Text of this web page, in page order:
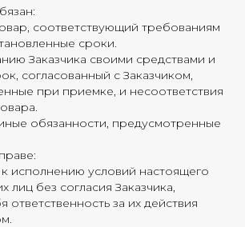
соответствующий требованиям
сроки.
Заказчика своими средствами и
согласованный с Заказчиком,
при приемке, и несоответствия
обязанности, предусмотренные
к исполнению условий настоящего
лиц без согласия Заказчика,
ответственность за их действия